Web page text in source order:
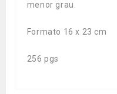
menor grau.
Formato 16 x 23 cm
256 pgs